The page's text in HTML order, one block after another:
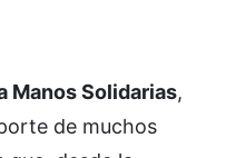
Manos Solidarias,
de muchos